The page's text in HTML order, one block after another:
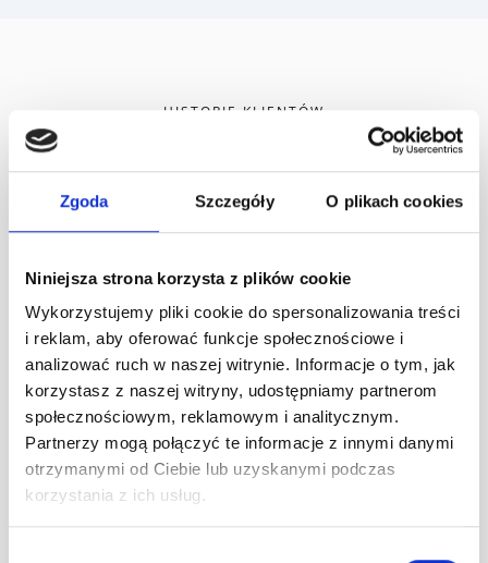
Zgoda Szczegóły O plikach cookies
Niniejsza strona korzysta z plików cookie
Wykorzystujemy pliki cookie do spersonalizowania treści
i reklam, aby oferować funkcje społecznościowe i
analizować ruch w naszej witrynie. Informacje o tym, jak
korzystasz z naszej witryny, udostępniamy partnerom
społecznościowym, reklamowym i analitycznym.
Partnerzy mogą połączyć te informacje z innymi danymi
otrzymanymi od Ciebie lub uzyskanymi podczas
korzystania z ich usług.
HISTORIE KLIENTÓW
Przykładowe programy
B2B naszych klientów
Zobacz przykłady programów lojalnościowych i
programów wsparcia sprzedaży zorganizowanych przez
firmy handlowe B2B.
Zobacz wszystkie case studies